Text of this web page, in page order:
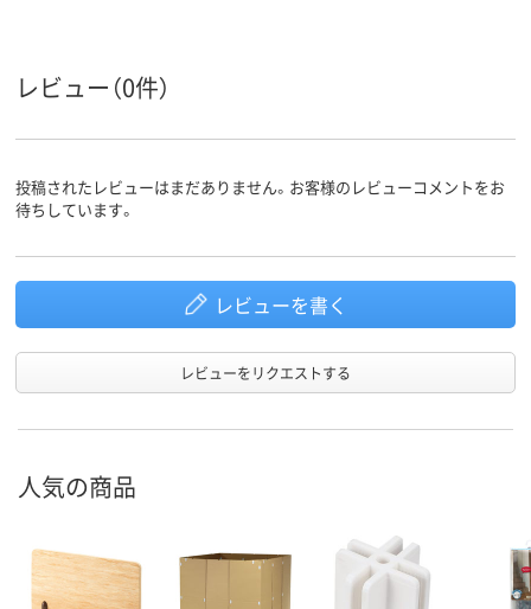
レビュー（0件）
投稿されたレビューはまだありません。お客様のレビューコメントをお
待ちしています。
レビューを書く
レビューをリクエストする
人気の商品